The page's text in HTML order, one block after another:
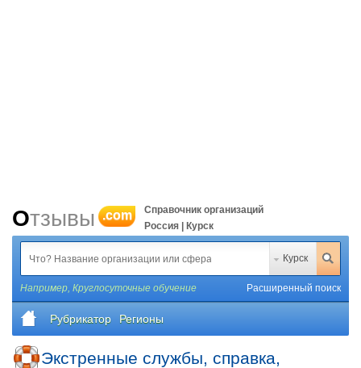
Отзывы .com
Справочник организаций
Россия | Курск
Курск
Например, Круглосуточные обучение Расширенный поиск
Рубрикатор Регионы
Экстренные службы, справка,